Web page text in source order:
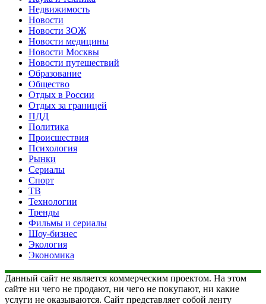
Недвижимость
Новости
Новости ЗОЖ
Новости медицины
Новости Москвы
Новости путешествий
Образование
Общество
Отдых в России
Отдых за границей
ПДД
Политика
Происшествия
Психология
Рынки
Сериалы
Спорт
ТВ
Технологии
Тренды
Фильмы и сериалы
Шоу-бизнес
Экология
Экономика
Данный сайт не является коммерческим проектом. На этом
сайте ни чего не продают, ни чего не покупают, ни какие
услуги не оказываются. Сайт представляет собой ленту